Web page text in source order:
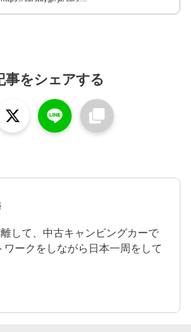
ェアリングサービスです。
airConditioner=true&mode=map
事をシェアする
して、中古キャンピングカーで
ークをしながら日本一周をして